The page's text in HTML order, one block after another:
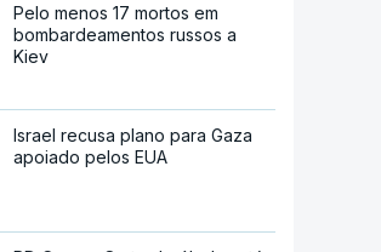
Pelo menos 17 mortos em
bombardeamentos russos a
Kiev
Israel recusa plano para Gaza
apoiado pelos EUA